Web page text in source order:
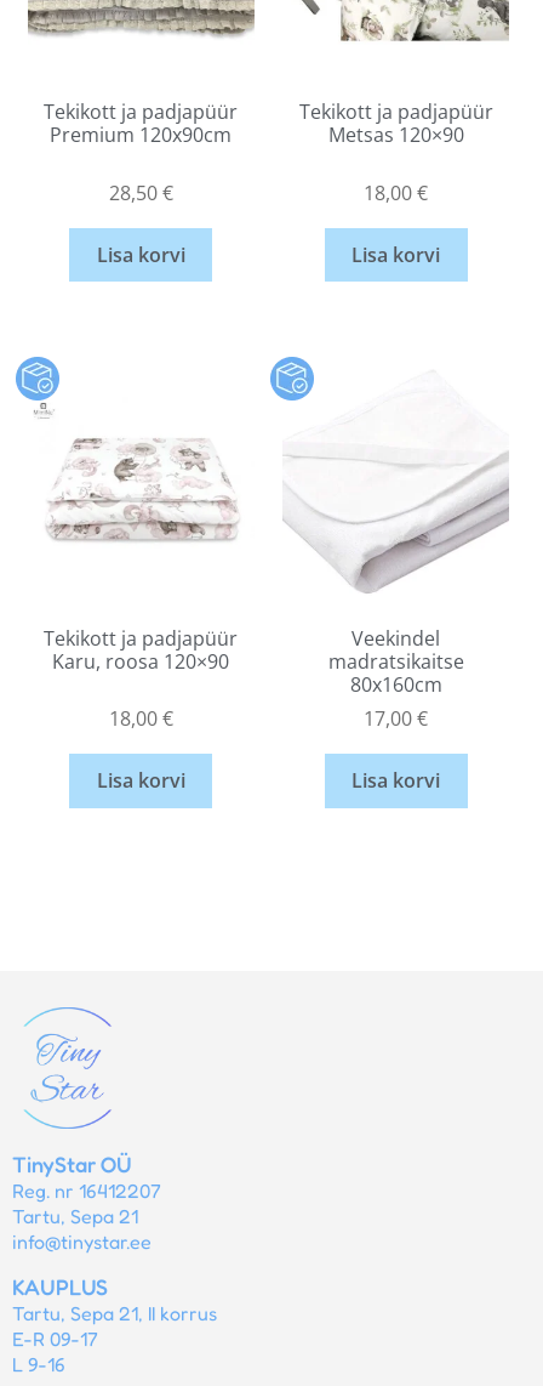
Tekikott ja padjapüür
Premium 120x90cm
28,50€
Lisa korvi
Tekikott ja padjapüür
Metsas 120×90
18,00€
Lisa korvi
Tekikott ja padjapüür
Karu, roosa 120×90
18,00€
Lisa korvi
Veekindel
madratsikaitse
80x160cm
17,00€
Lisa korvi
TinyStar OÜ
Reg. nr 16412207
Tartu, Sepa 21
info@tinystar.ee
KAUPLUS
Tartu, Sepa 21, II korrus
E-R 09-17
L 9-16